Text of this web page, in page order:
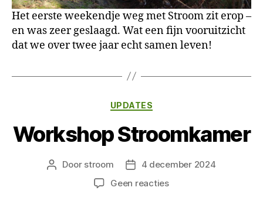
Het eerste weekendje weg met Stroom zit erop –
en was zeer geslaagd. Wat een fijn vooruitzicht
dat we over twee jaar echt samen leven!
Categorieën
UPDATES
Workshop Stroomkamer
Berichtauteur
Door stroom Berichtdatum
4 december 2024
Geen reactiesop